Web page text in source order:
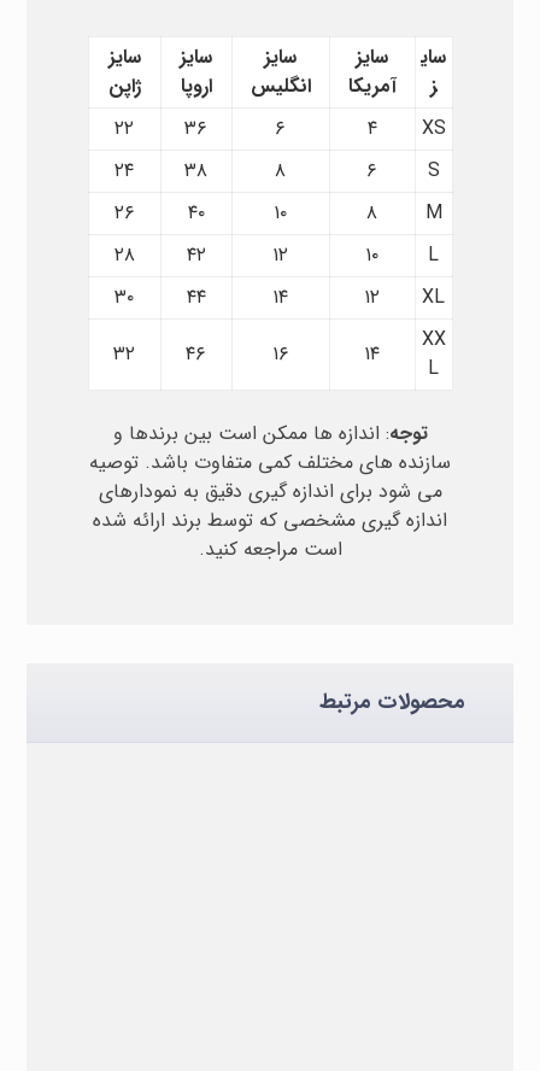
سای
ز
سایز
آمریکا
سایز
انگلیس
سایز
اروپا
سایز
ژاپن
XS
۴ ۶ ۳۶
۲۲
S
۶ ۸ ۳۸
۲۴
M
۸ ۱۰ ۴۰
۲۶
L
۱۰ ۱۲ ۴۲
۲۸
XL
۱۲ ۱۴ ۴۴
۳۰
XX
L
۱۴ ۱۶ ۴۶ ۳۲
توجه: اندازه ها ممکن است بین برندها و
سازنده های مختلف کمی متفاوت باشد. توصیه
می شود برای اندازه گیری دقیق به نمودارهای
اندازه گیری مشخصی که توسط برند ارائه شده
است مراجعه کنید.
محصولات مرتبط